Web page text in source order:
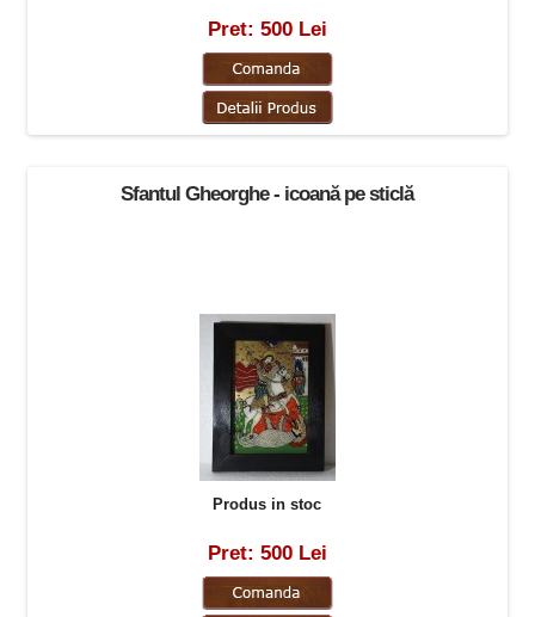
Pret: 500 Lei
Sfantul Gheorghe - icoană pe sticlă
Produs in stoc
Pret: 500 Lei